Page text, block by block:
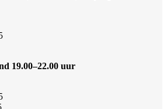
19.00–22.00 uur